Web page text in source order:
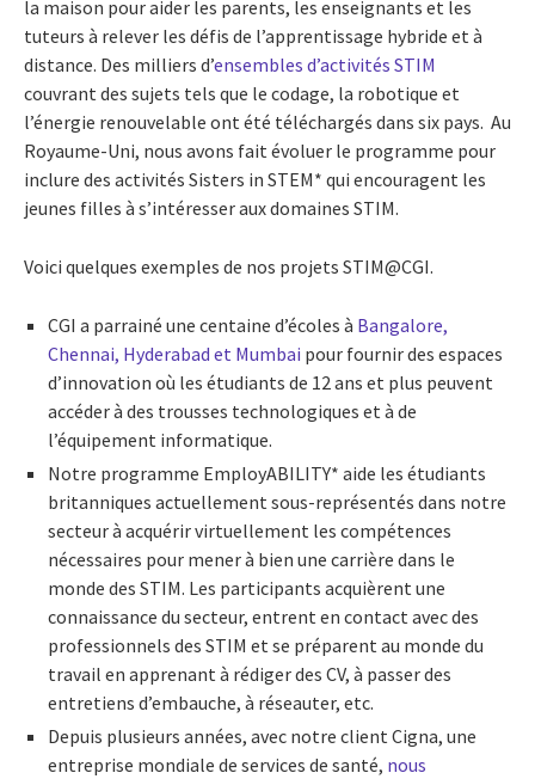
la maison pour aider les parents, les enseignants et les
tuteurs à relever les défis de l’apprentissage hybride et à
distance. Des milliers d’ensembles d’activités STIM
couvrant des sujets tels que le codage, la robotique et
l’énergie renouvelable ont été téléchargés dans six pays. Au
Royaume-Uni, nous avons fait évoluer le programme pour
inclure des activités Sisters in STEM* qui encouragent les
jeunes filles à s’intéresser aux domaines STIM.
Voici quelques exemples de nos projets STIM@CGI.
CGI a parrainé une centaine d’écoles à Bangalore,
Chennai, Hyderabad et Mumbai pour fournir des espaces
d’innovation où les étudiants de 12 ans et plus peuvent
accéder à des trousses technologiques et à de
l’équipement informatique.
Notre programme EmployABILITY* aide les étudiants
britanniques actuellement sous-représentés dans notre
secteur à acquérir virtuellement les compétences
nécessaires pour mener à bien une carrière dans le
monde des STIM. Les participants acquièrent une
connaissance du secteur, entrent en contact avec des
professionnels des STIM et se préparent au monde du
travail en apprenant à rédiger des CV, à passer des
entretiens d’embauche, à réseauter, etc.
Depuis plusieurs années, avec notre client Cigna, une
entreprise mondiale de services de santé, nous